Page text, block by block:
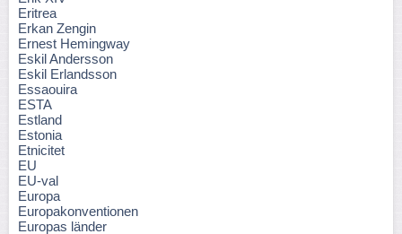
Eritrea
Erkan Zengin
Ernest Hemingway
Eskil Andersson
Eskil Erlandsson
Essaouira
ESTA
Estland
Estonia
Etnicitet
EU
EU-val
Europa
Europakonventionen
Europas länder